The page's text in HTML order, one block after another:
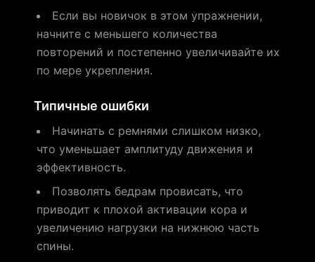
Если вы новичок в этом упражнении,
начните с меньшего количества
повторений и постепенно увеличивайте их
по мере укрепления.
Типичные ошибки
Начинать с ремнями слишком низко,
что уменьшает амплитуду движения и
эффективность.
Позволять бедрам провисать, что
приводит к плохой активации кора и
увеличению нагрузки на нижнюю часть
спины.